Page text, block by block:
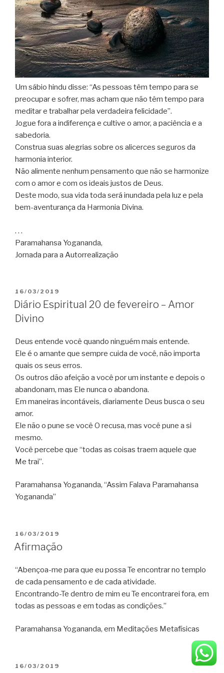
Um sábio hindu disse: “As pessoas têm tempo para se
preocupar e sofrer, mas acham que não têm tempo para
meditar e trabalhar pela verdadeira felicidade”.
Jogue fora a indiferença e cultive o amor, a paciência e a
sabedoria.
Construa suas alegrias sobre os alicerces seguros da
harmonia interior.
Não alimente nenhum pensamento que não se harmonize
com o amor e com os ideais justos de Deus.
Deste modo, sua vida toda será inundada pela luz e pela
bem-aventurança da Harmonia Divina.
. . .
Paramahansa Yogananda,
Jornada para a Autorrealização
PUBLICADO
EM
16/03/2019
Diário Espiritual 20 de fevereiro – Amor
Divino
Deus entende você quando ninguém mais entende.
Ele é o amante que sempre cuida de você, não importa
quais os seus erros.
Os outros dão afeição a você por um instante e depois o
abandonam, mas Ele nunca o abandona.
Em maneiras incontáveis, diariamente Deus busca o seu
amor.
Ele não o pune se você O recusa, mas você pune a si
mesmo.
Você percebe que “todas as coisas traem aquele que
Me trai”.
Paramahansa Yogananda, “Assim Falava Paramahansa
Yogananda”
PUBLICADO
EM
16/03/2019
Afirmação
“Abençoa-me para que eu possa Te encontrar no templo
de cada pensamento e de cada atividade.
Encontrando-Te dentro de mim eu Te encontrarei fora, em
todas as pessoas e em todas as condições.”
Paramahansa Yogananda, em Meditações Metafísicas
PUBLICADO
16/03/2019